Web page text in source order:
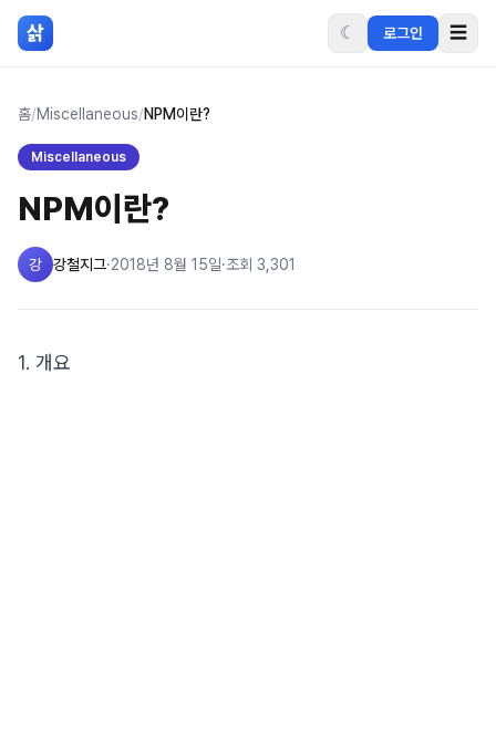
본문 바로가기
삵 ☾ 로그인 ☰
홈/Miscellaneous/NPM이란?
Miscellaneous
NPM이란?
강 강철지그·2018년 8월 15일·조회 3,301
1. 개요